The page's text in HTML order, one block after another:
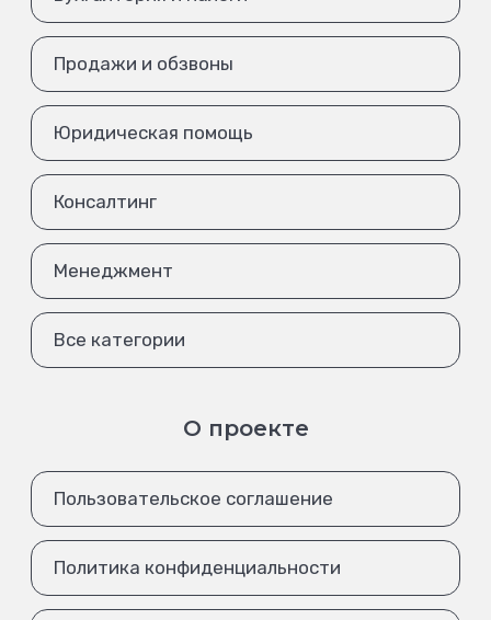
Продажи и обзвоны
Юридическая помощь
Консалтинг
Менеджмент
Все категории
О проекте
Пользовательское соглашение
Политика конфиденциальности